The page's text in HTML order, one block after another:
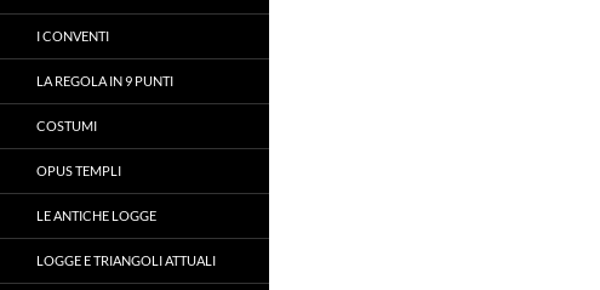
I CONVENTI
LA REGOLA IN 9 PUNTI
COSTUMI
OPUS TEMPLI
LE ANTICHE LOGGE
LOGGE E TRIANGOLI ATTUALI